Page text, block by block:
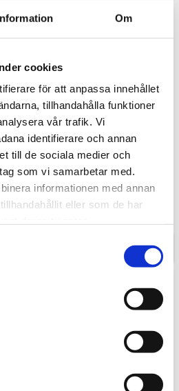
Om
cookies
för att anpassa innehållet
tillhandahålla funktioner
vår trafik. Vi
identifierare och annan
till de sociala medier och
som vi samarbetar med.
informationen med annan
eller som de har
Skarvlösning 45 grader
Inkl. beslag, styrkex mm.
780,00 KR